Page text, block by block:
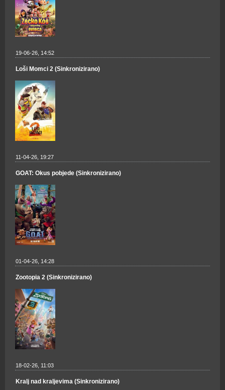
19-06-26, 14:52
Loši Momci 2 (Sinkronizirano)
11-04-26, 19:27
GOAT: Okus pobjede (Sinkronizirano)
01-04-26, 14:28
Zootopia 2 (Sinkronizirano)
18-02-26, 11:03
Kralj nad kraljevima (Sinkronizirano)